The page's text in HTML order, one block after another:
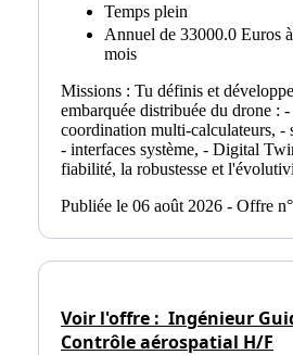
Temps plein
Annuel de 33000.0 Euros
mois
Missions : Tu définis et
embarquée distribuée du drone :
coordination multi-calculateurs, -
- interfaces système, - Digital
fiabilité, la robustesse et
Publiée le 06 août 2026 - Offre
Voir l'offre : Ingénieur
Contrôle aérospatial H/F